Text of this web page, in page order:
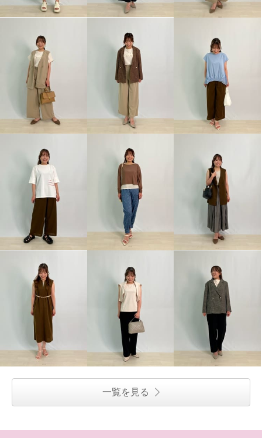
一覧を見る